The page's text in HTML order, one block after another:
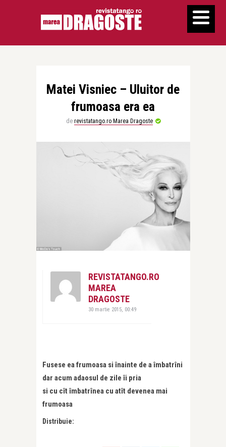
Matei Visniec – Uluitor de
frumoasa era ea
de revistatango.ro Marea Dragoste
REVISTATANGO.RO
MAREA
DRAGOSTE
30 martie 2015, 00:49
Fusese ea frumoasa si înainte de a îmbatrîni
dar acum adaosul de zile îi pria
si cu cît îmbatrînea cu atît devenea mai
frumoasa
Distribuie: